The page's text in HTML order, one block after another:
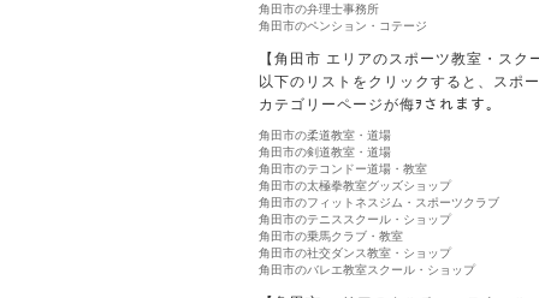
角田市の弁理士事務所
角田市のペンション・コテージ
【角田市 エリアのスポーツ教室・スク
以下のリストをクリックすると、スポ
カテゴリーページが侮ｦされます。
角田市の柔道教室・道場
角田市の剣道教室・道場
角田市のテコンドー道場・教室
角田市の太極拳教室グッズショップ
角田市のフィットネスジム・スポーツクラブ
角田市のテニススクール・ショップ
角田市の乗馬クラブ・教室
角田市の社交ダンス教室・ショップ
角田市のバレエ教室スクール・ショップ